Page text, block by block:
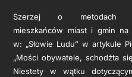
Szerzej o metodach
mieszkańców miast i gmin na
w: „Słowie Ludu” w artykule
„Mości obywatele, schodźta
Niestety w wątku